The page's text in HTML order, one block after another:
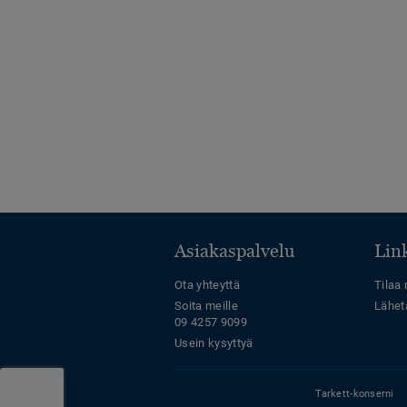
Asiakaspalvelu
Ota yhteyttä
Soita meille
09 4257 9099
Usein kysyttyä
Tilaa
Tarkett-konserni